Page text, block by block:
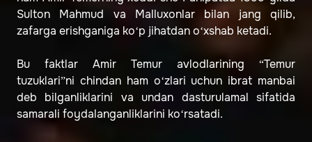
Sulton Mahmud va Malluxonlar bilan jang qilib,
zafarga erishganiga ko‘p jihatdan o‘xshab ketadi.
Bu faktlar Amir Temur avlodlarining “Temur
tuzuklari”ni chindan ham o‘zlari uchun ibrat manbai
deb bilganliklarini va undan dasturulamal sifatida
samarali foydalanganliklarini ko‘rsatadi.